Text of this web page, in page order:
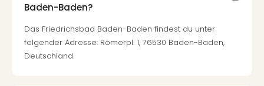
Baden-Baden?
Das Friedrichsbad Baden-Baden findest du unter
folgender Adresse: Römerpl. 1, 76530 Baden-Baden,
Deutschland.